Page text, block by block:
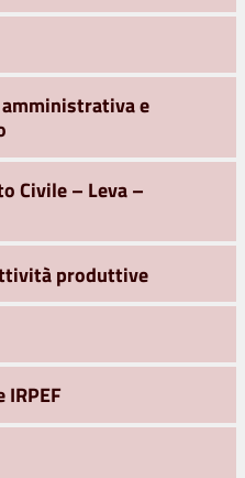
e
Civile – Leva –
produttive
IRPEF